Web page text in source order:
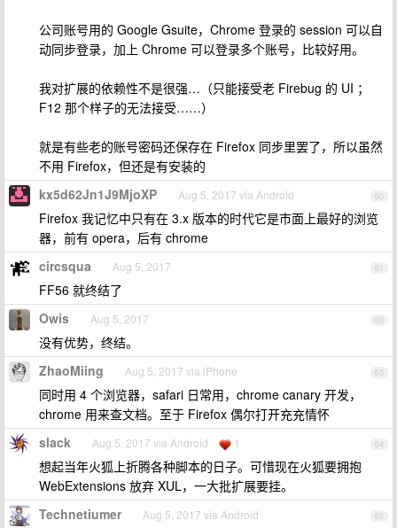
公司账号用的 Google Gsuite，Chrome 登录的 session 可以自
动同步登录，加上 Chrome 可以登录多个账号，比较好用。
我对扩展的依赖性不是很强…（只能接受老 Firebug 的 UI ；
F12 那个样子的无法接受……）
就是有些老的账号密码还保存在 Firefox 同步里罢了，所以虽然
不用 Firefox，但还是有安装的
60
kx5d62Jn1J9MjoXP Aug 5, 2017 via Android
Firefox 我记忆中只有在 3.x 版本的时代它是市面上最好的浏览
器，前有 opera，后有 chrome
61
circsqua Aug 5, 2017
FF56 就终结了
62
Owis Aug 5, 2017
没有优势，终结。
63
ZhaoMiing Aug 5, 2017 via iPhone
同时用 4 个浏览器，safari 日常用，chrome canary 开发，
chrome 用来查文档。至于 Firefox 偶尔打开充充情怀
64
slack Aug 5, 2017 via Android 1
想起当年火狐上折腾各种脚本的日子。可惜现在火狐要拥抱
WebExtensions 放弃 XUL，一大批扩展要挂。
65
Technetiumer Aug 5, 2017 via Android